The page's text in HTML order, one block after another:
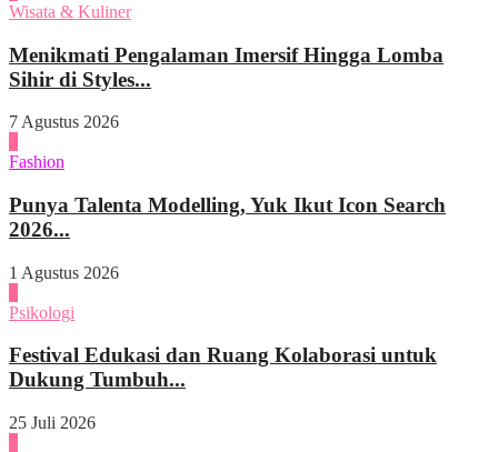
Wisata & Kuliner
Menikmati Pengalaman Imersif Hingga Lomba
Sihir di Styles...
7 Agustus 2026
Fashion
Punya Talenta Modelling, Yuk Ikut Icon Search
2026...
1 Agustus 2026
Psikologi
Festival Edukasi dan Ruang Kolaborasi untuk
Dukung Tumbuh...
25 Juli 2026